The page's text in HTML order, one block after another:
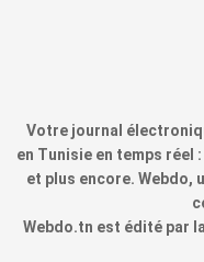
Votre journal
en Tunisie en temps
et plus encore. Webdo,
Webdo.tn est édité par